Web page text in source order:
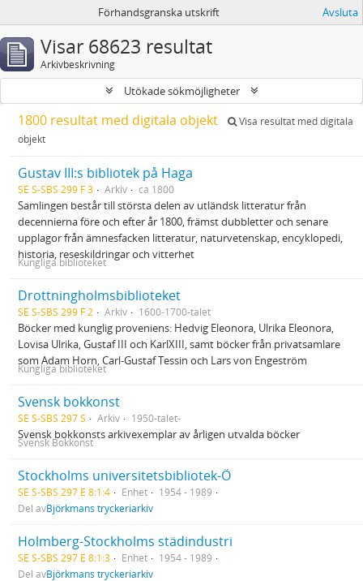
Förhandsgranska utskrift Avsluta
Visar 68623 resultat
Arkivbeskrivning
Utökade sökmöjligheter
1800 resultat med digitala objekt
Visa resultat med digitala
objekt
Gustav III:s bibliotek på Haga
SE S-SBS 299 F 3 Arkiv ca 1800
Samlingen består till största delen av utländsk litteratur från
decennierna före och efter år 1800, främst dubbletter och senare
upplagor från ämnesfacken litteratur, naturvetenskap, encyklopedi,
historia, reseskildringar och vitterhet
Kungliga biblioteket
Drottningholmsbiblioteket
SE S-SBS 299 F 2 Arkiv 1600-1700-talet
Böcker med kunglig proveniens: Hedvig Eleonora, Ulrika Eleonora,
Lovisa Ulrika, Gustaf III och KarlXIII, samt böcker från privatsamlare
som Adam Horn, Carl-Gustaf Tessin och Lars von Engeström
Kungliga biblioteket
Svensk bokkonst
SE S-SBS 297 S Arkiv 1950-talet-
Svensk bokkonsts arkivexemplar av årligen utvalda böcker
Svensk Bokkonst
Stockholms universitetsbibliotek-Ö
SE S-SBS 297 E 8:1:4 Enhet
1954 - 1989
Del avBjörkmans tryckeriarkiv
Holmberg-Stockholms städindustri
SE S-SBS 297 E 8:1:3 Enhet
1954 - 1989
Del avBjörkmans tryckeriarkiv